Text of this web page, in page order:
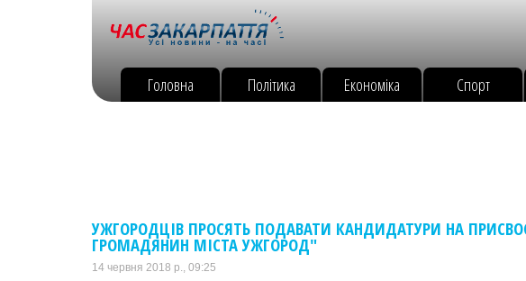
Головна Політика Економіка Спорт
УЖГОРОДЦІВ ПРОСЯТЬ ПОДАВАТИ КАНДИДАТУРИ НА
ГРОМАДЯНИН МІСТА УЖГОРОД"
14 червня 2018 р., 09:25